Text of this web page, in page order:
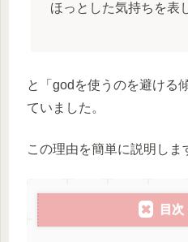
ほっとした気持ちを表
と「godを使うのを避ける
ていました。
この理由を簡単に説明しま
目次